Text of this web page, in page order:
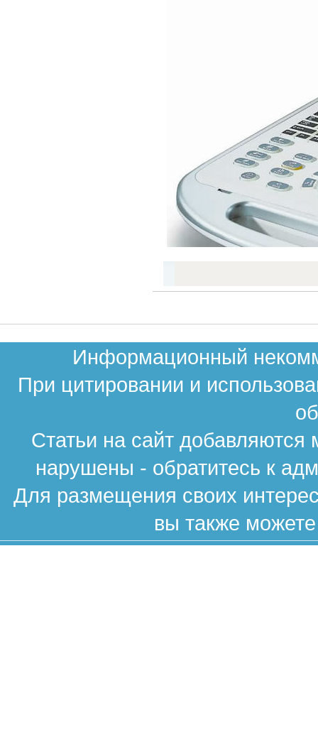
Информационный
При цитировании и
Статьи на сайт
нарушены - обратитесь к
Для размещения своих
вы также